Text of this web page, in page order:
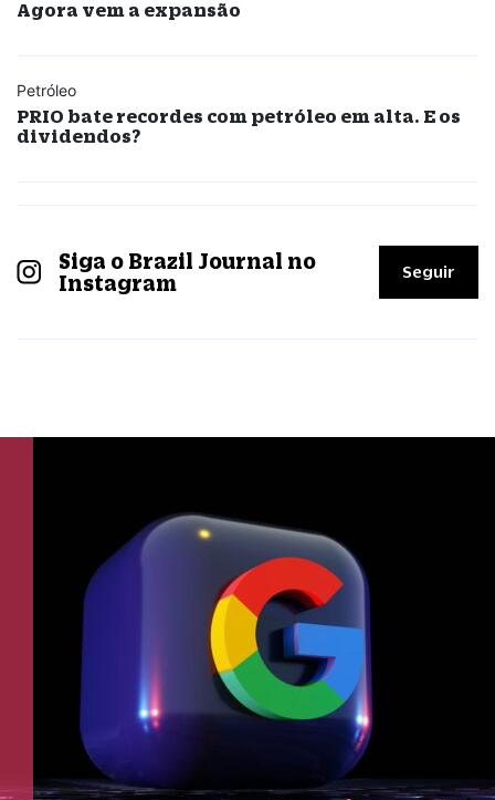
Agora vem a expansão
Petróleo
PRIO bate recordes com petróleo em alta. E os
dividendos?
Siga o Brazil Journal no
Instagram
Seguir